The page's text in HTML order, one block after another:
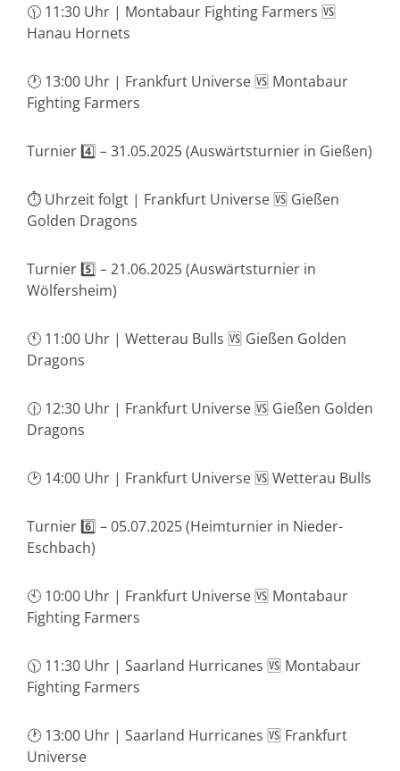
🕦 11:30 Uhr | Montabaur Fighting Farmers 🆚
Hanau Hornets
🕐 13:00 Uhr | Frankfurt Universe 🆚 Montabaur
Fighting Farmers
Turnier 4️⃣ – 31.05.2025 (Auswärtsturnier in Gießen)
⏱️ Uhrzeit folgt | Frankfurt Universe 🆚 Gießen
Golden Dragons
Turnier 5️⃣ – 21.06.2025 (Auswärtsturnier in
Wölfersheim)
🕚 11:00 Uhr | Wetterau Bulls 🆚 Gießen Golden
Dragons
🕧 12:30 Uhr | Frankfurt Universe 🆚 Gießen Golden
Dragons
🕑 14:00 Uhr | Frankfurt Universe 🆚 Wetterau Bulls
Turnier 6️⃣ – 05.07.2025 (Heimturnier in Nieder-
Eschbach)
🕙 10:00 Uhr | Frankfurt Universe 🆚 Montabaur
Fighting Farmers
🕦 11:30 Uhr | Saarland Hurricanes 🆚 Montabaur
Fighting Farmers
🕐 13:00 Uhr | Saarland Hurricanes 🆚 Frankfurt
Universe